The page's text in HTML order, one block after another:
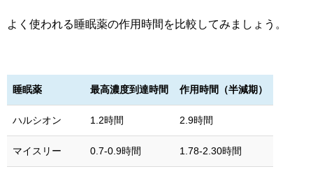
よく使われる睡眠薬の作用時間を比較してみましょう。
睡眠薬 最高濃度到達時間 作用時間（半減期）
ハルシオン 1.2時間 2.9時間
マイスリー 0.7-0.9時間 1.78-2.30時間